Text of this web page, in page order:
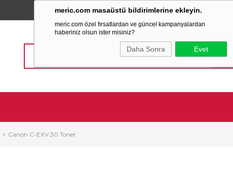
meric.com masaüstü bildirimlerine ekleyin.
meric.com özel fırsatlardan ve güncel kampanyalardan
haberiniz olsun ister misiniz?
Daha Sonra Evet
TÜM ALIŞVERİŞLERİNİZDESABİT KARGO ÜCRETİ
Canon C-EXV 30 Toner